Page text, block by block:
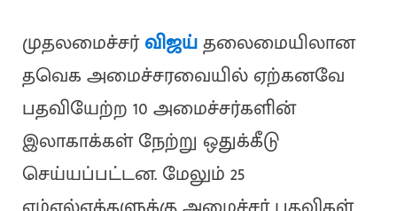
முதலமைச்சர்விஜய்தலைமையிலான
தவெக அமைச்சரவையில் ஏற்கனவே
பதவியேற்ற 10 அமைச்சர்களின்
இலாகாக்கள் நேற்று ஒதுக்கீடு
செய்யப்பட்டன. மேலும் 25